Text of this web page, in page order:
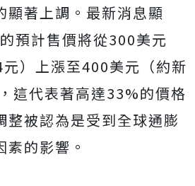
顯著上調。最新消息顯
預計售價將從300美元
元）上漲至400美元（約新
這代表著高達33%的價格
整被認為是受到全球通膨
的影響。